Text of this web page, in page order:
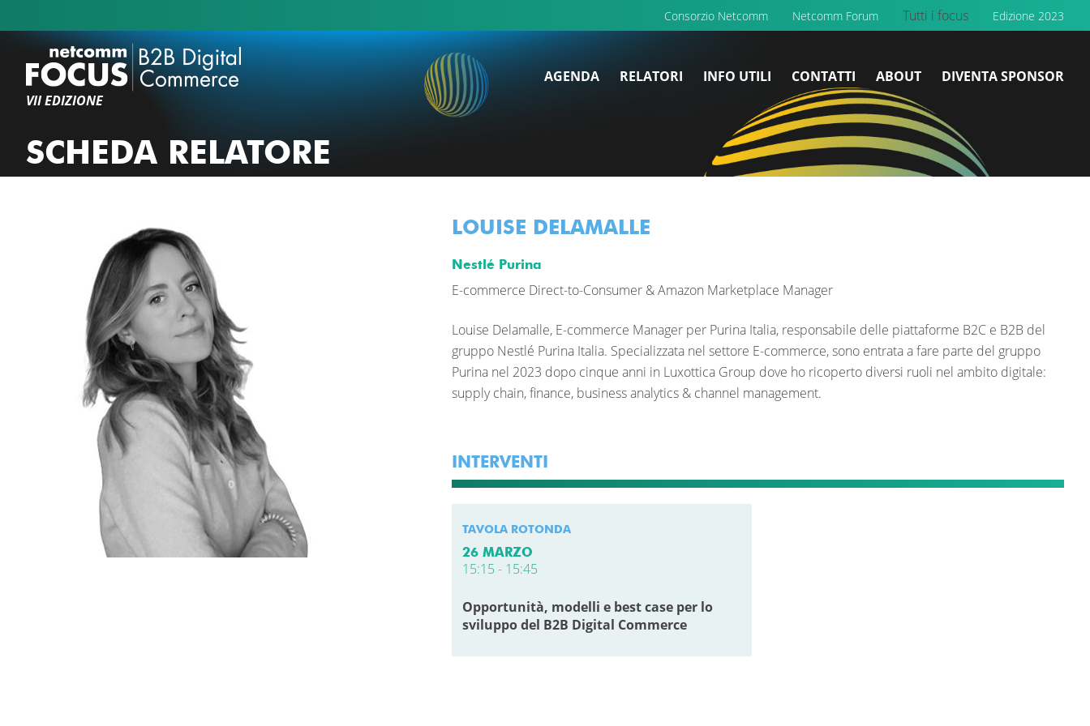
Consorzio Netcomm Netcomm Forum Tutti i focus Edizione 2023
VII EDIZIONE
AGENDA RELATORI INFO UTILI CONTATTI ABOUT DIVENTA SPONSOR
SCHEDA RELATORE
LOUISE DELAMALLE
Nestlé Purina
E-commerce Direct-to-Consumer & Amazon Marketplace Manager
Louise Delamalle, E-commerce Manager per Purina Italia, responsabile delle piattaforme B2C e B2B del
gruppo Nestlé Purina Italia. Specializzata nel settore E-commerce, sono entrata a fare parte del gruppo
Purina nel 2023 dopo cinque anni in Luxottica Group dove ho ricoperto diversi ruoli nel ambito digitale:
supply chain, finance, business analytics & channel management.
INTERVENTI
TAVOLA ROTONDA
26 MARZO
15:15 - 15:45
Opportunità, modelli e best case per lo
sviluppo del B2B Digital Commerce